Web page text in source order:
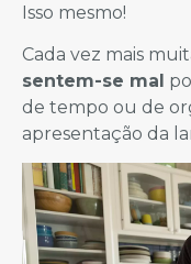
Isso mesmo!
Cada vez mais
sentem-se mal
de tempo ou de
apresentação da